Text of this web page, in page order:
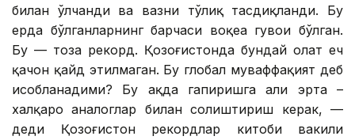
билан ўлчанди ва вазни тўлиқ тасдиқланди. Бу
ерда бўлганларнинг барчаси воқеа гувоҳи бўлган.
Бу — тоза рекорд. Қозоғистонда бундай ҳолат ҳеч
қачон қайд этилмаган. Бу глобал муваффақият деб
ҳисобланадими? Бу ҳақда гапиришга ҳали эрта –
халқаро аналоглар билан солиштириш керак, —
деди Қозоғистон рекордлар китоби вакили